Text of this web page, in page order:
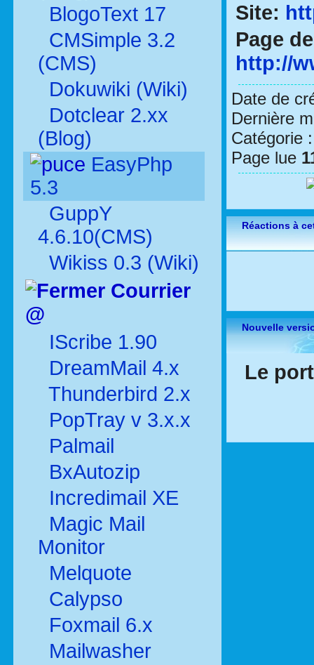
BlogoText 17
CMSimple 3.2
(CMS)
Dokuwiki (Wiki)
Dotclear 2.xx
(Blog)
EasyPhp
5.3
GuppY
4.6.10(CMS)
Wikiss 0.3 (Wiki)
Courrier
@
IScribe 1.90
DreamMail 4.x
Thunderbird 2.x
PopTray v 3.x.x
Palmail
BxAutozip
Incredimail XE
Magic Mail
Monitor
Melquote
Calypso
Foxmail 6.x
Mailwasher
Site:
Page
http://
Date de
Dernière
Catégorie
Page lue
Réactions à
Nouvelle
Le